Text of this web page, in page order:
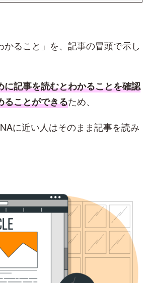
かること」を、記事の冒頭で示し
に記事を読むとわかることを確認
ることができるため、
に近い人はそのまま記事を読み